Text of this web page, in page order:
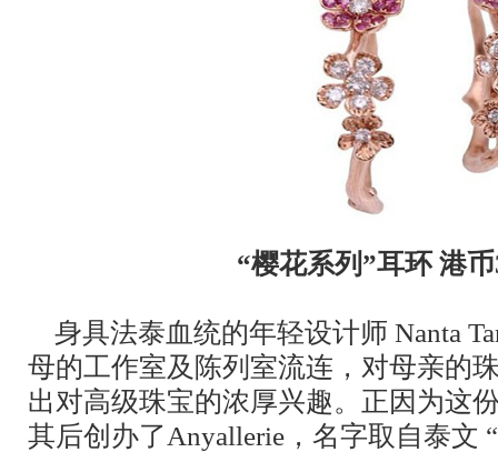
“樱花系列”耳环 港
身具法泰血统的年轻设计师 Nanta
母的工作室及陈列室流连，对母亲的
出对高级珠宝的浓厚兴趣。正因为这
其后创办了Anyallerie，名字取自泰文